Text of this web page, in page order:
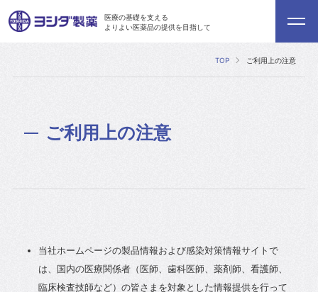
医療の基礎を支える
よりよい医薬品の提供を目指して
TOP ご利用上の注意
ご利用上の注意
当社ホームページの製品情報および感染対策情報サイトで
は、国内の医療関係者（医師、歯科医師、薬剤師、看護師、
臨床検査技師など）の皆さまを対象とした情報提供を行って